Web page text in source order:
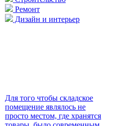
Ремонт
Дизайн и интерьер
Для того чтобы складское
помещение являлось не
просто местом, где хранятся